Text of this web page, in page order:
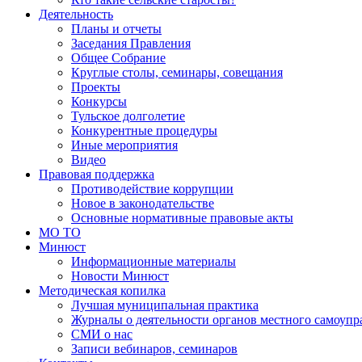
Деятельность
Планы и отчеты
Заседания Правления
Общее Собрание
Круглые столы, семинары, совещания
Проекты
Конкурсы
Тульское долголетие
Конкурентные процедуры
Иные мероприятия
Видео
Правовая поддержка
Противодействие коррупции
Новое в законодательстве
Основные нормативные правовые акты
МО ТО
Минюст
Информационные материалы
Новости Минюст
Методическая копилка
Лучшая муниципальная практика
Журналы о деятельности органов местного
СМИ о нас
Записи вебинаров, семинаров